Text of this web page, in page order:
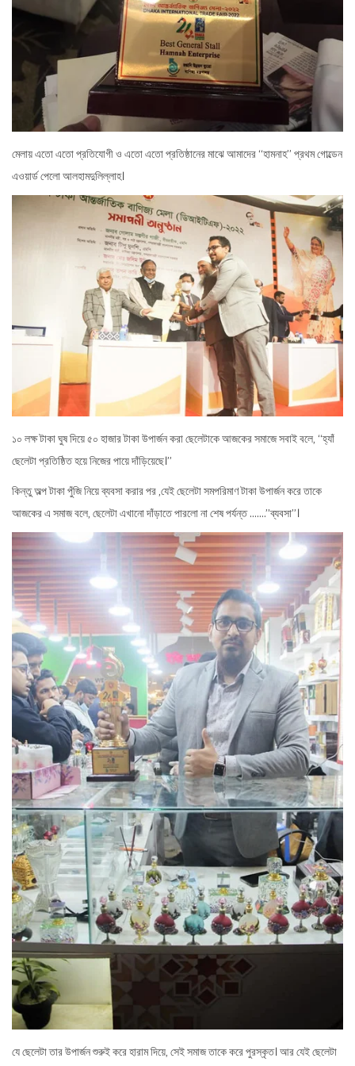
মেলায় এতো এতো প্রতিযোগী ও এতো এতো প্রতিষ্ঠানের মাঝে আমাদের “হামনাহ” প্রথম গোল্ডেন
এওয়ার্ড পেলো আলহামদুলিল্লাহ।
১০ লক্ষ টাকা ঘুষ দিয়ে ৫০ হাজার টাকা উপার্জন করা ছেলেটাকে আজকের সমাজে সবাই বলে, “হ্যাঁ
ছেলেটা প্রতিষ্ঠিত হয়ে নিজের পায়ে দাঁড়িয়েছে।”
কিন্তু অল্প টাকা পুঁজি নিয়ে ব্যবসা করার পর ,যেই ছেলেটা সমপরিমাণ টাকা উপার্জন করে তাকে
আজকের এ সমাজ বলে, ছেলেটা এখানো দাঁড়াতে পারলো না শেষ পর্যন্ত …….”ব্যবসা”।
যে ছেলেটা তার উপার্জন শুরুই করে হারাম দিয়ে, সেই সমাজ তাকে করে পুরস্কৃত। আর যেই ছেলেটা